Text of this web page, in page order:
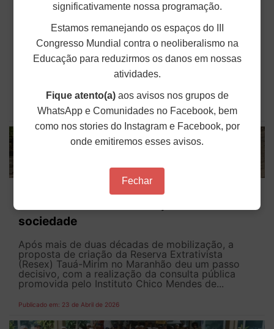
O ANDES-SN participou, nos dias 16 e 17 de abril,
de duas atividades do Ministério da Educação
(MEC) sobre a Política Nacional de
Desenvolvimento do Ensino Superior (PNDES).
Segundo Herrmann Muller, 2º secretário do
Sindicato Nacional que representou a...
Publicado em: 23 de Abril de 2026
Criação da Reserva Extrativista Tauá-
sociedade
Após mais de duas décadas de mobilização, a
proposta de criação da Reserva Extrativista
(Resex) Tauá-Mirim no Maranhão deu um passo
decisivo, com a realização da consulta pública
promovida pelo Instituto Chico Mendes de...
Publicado em: 23 de Abril de 2026
significativamente nossa programação.
Estamos remanejando os espaços do III
Congresso Mundial contra o neoliberalismo na
Educação para reduzirmos os danos em nossas
atividades.
Fique atento(a)aos avisos nos grupos de
WhatsApp e Comunidades no Facebook, bem
como nos stories do Instagram e Facebook, por
onde emitiremos esses avisos.
Fechar